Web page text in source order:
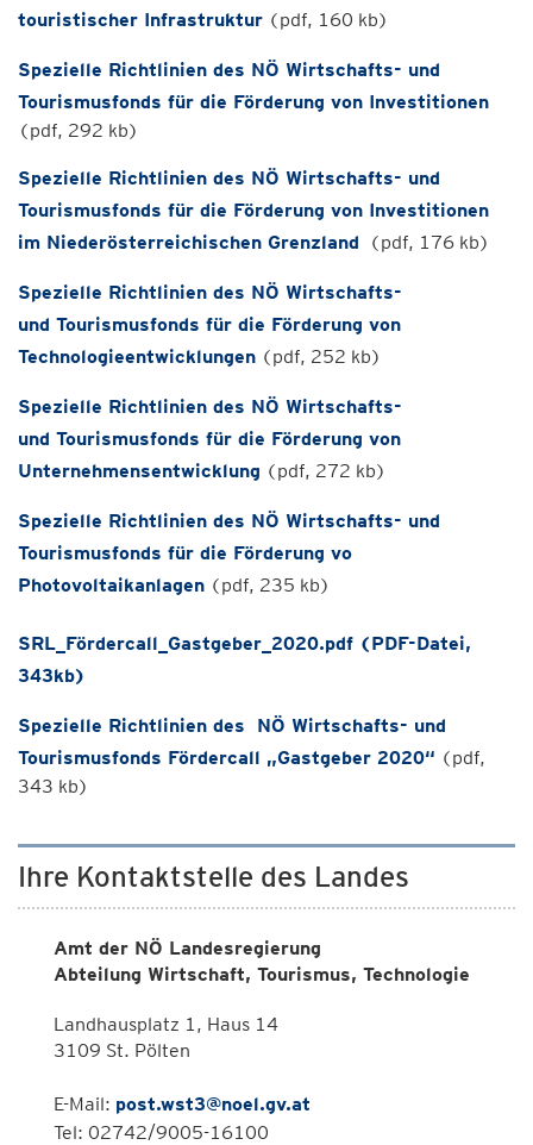
touristischer Infrastruktur (pdf, 160 kb)
Spezielle Richtlinien des NÖ Wirtschafts- und
Tourismusfonds für die Förderung von Investitionen
(pdf, 292 kb)
Spezielle Richtlinien des NÖ Wirtschafts- und
Tourismusfonds für die Förderung von Investitionen
im Niederösterreichischen Grenzland (pdf, 176 kb)
Spezielle Richtlinien des NÖ Wirtschafts-
und Tourismusfonds für die Förderung von
Technologieentwicklungen (pdf, 252 kb)
Spezielle Richtlinien des NÖ Wirtschafts-
und Tourismusfonds für die Förderung von
Unternehmensentwicklung (pdf, 272 kb)
Spezielle Richtlinien des NÖ Wirtschafts- und
Tourismusfonds für die Förderung vo
Photovoltaikanlagen (pdf, 235 kb)
SRL_Fördercall_Gastgeber_2020.pdf (PDF-Datei,
343kb)
Spezielle Richtlinien des NÖ Wirtschafts- und
Tourismusfonds Fördercall „Gastgeber 2020“ (pdf,
343 kb)
Ihre Kontaktstelle des Landes
Amt der NÖ Landesregierung
Abteilung Wirtschaft, Tourismus, Technologie
Landhausplatz 1, Haus 14
3109 St. Pölten
E-Mail: post.wst3@noel.gv.at
Tel: 02742/9005-16100